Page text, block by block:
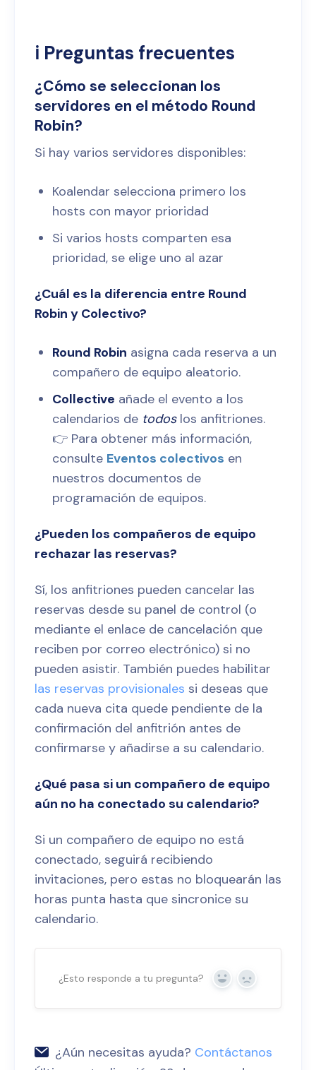
ℹ️ Preguntas frecuentes
¿Cómo se seleccionan los
servidores en el método Round
Robin?
Si hay varios servidores disponibles:
Koalendar selecciona primero los
hosts con mayor prioridad
Si varios hosts comparten esa
prioridad, se elige uno al azar
¿Cuál es la diferencia entre Round
Robin y Colectivo?
Round Robin asigna cada reserva a un
compañero de equipo aleatorio.
Collective añade el evento a los
calendarios de todoslos anfitriones.
👉 Para obtener más información,
consulte Eventos colectivos en
nuestros documentos de
programación de equipos.
¿Pueden los compañeros de equipo
rechazar las reservas?
Sí, los anfitriones pueden cancelar las
reservas desde su panel de control (o
mediante el enlace de cancelación que
reciben por correo electrónico) si no
pueden asistir. También puedes habilitar
las reservas provisionales si deseas que
cada nueva cita quede pendiente de la
confirmación del anfitrión antes de
confirmarse y añadirse a su calendario.
¿Qué pasa si un compañero de equipo
aún no ha conectado su calendario?
Si un compañero de equipo no está
conectado, seguirá recibiendo
invitaciones, pero estas no bloquearán las
horas punta hasta que sincronice su
calendario.
¿Esto responde a tu pregunta? Sí No
¿Aún necesitas ayuda? Contáctanos